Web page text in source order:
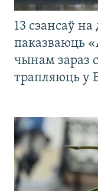
13 сэансаў
паказваюць
чынам зараз
трапляюць у